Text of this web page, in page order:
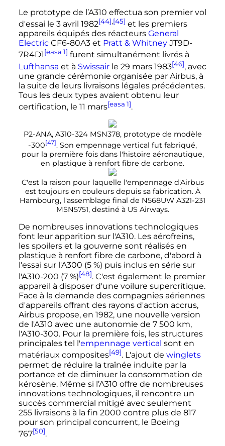
Le prototype de l’A310 effectua son premier vol
d'essai le 3 avril 1982[44],[45] et les premiers
appareils équipés des réacteurs General
ElectricCF6-80A3 et Pratt & WhitneyJT9D-
7R4D1[easa 1] furent simultanément livrés à
Lufthansa et à Swissairle 29 mars 1983[46], avec
une grande cérémonie organisée par Airbus, à
la suite de leurs livraisons légales précédentes.
Tous les deux types avaient obtenu leur
certification, le 11 mars[easa 1].
P2-ANA, A310-324 MSN378, prototype de modèle
-300[47]. Son empennage vertical fut fabriqué,
pour la première fois dans l'histoire aéronautique,
en plastique à renfort fibre de carbone.
C'est la raison pour laquelle l'empennage d'Airbus
est toujours en couleurs depuis sa fabrication. À
Hambourg, l'assemblage final de N568UW A321-231
MSN5751, destiné à US Airways.
De nombreuses innovations technologiques
font leur apparition sur l'A310. Les aérofreins,
les spoilers et la gouverne sont réalisés en
plastique à renfort fibre de carbone, d'abord à
l'essai sur l'A300 (5 %) puis inclus en série sur
l'A310-200 (7 %)[48]. C'est également le premier
appareil à disposer d'une voilure supercritique.
Face à la demande des compagnies aériennes
d'appareils offrant des rayons d'action accrus,
Airbus propose, en 1982, une nouvelle version
de l'A310 avec une autonomie de 7 500 km,
l'A310-300. Pour la première fois, les structures
principales tel l'empennage vertical sont en
matériaux composites[49]. L'ajout de winglets
permet de réduire la traînée induite par la
portance et de diminuer la consommation de
kérosène. Même si l’A310 offre de nombreuses
innovations technologiques, il rencontre un
succès commercial mitigé avec seulement
255 livraisons à la fin 2000 contre plus de 817
pour son principal concurrent, le Boeing
767[50].